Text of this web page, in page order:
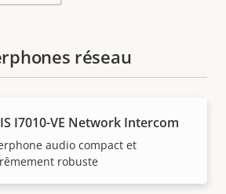
réseau
I7010-VE Network Intercom
audio compact et
robuste